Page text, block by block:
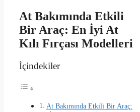
At Bakımında Etkili
Bir Araç: En İyi At
Kılı Fırçası Modelleri
İçindekiler
At Bakımında Etkili Bir Araç: